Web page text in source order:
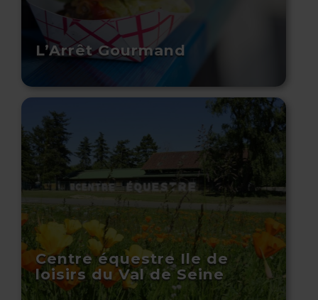
L’Arrêt Gourmand
Centre équestre Ile de
loisirs du Val de Seine